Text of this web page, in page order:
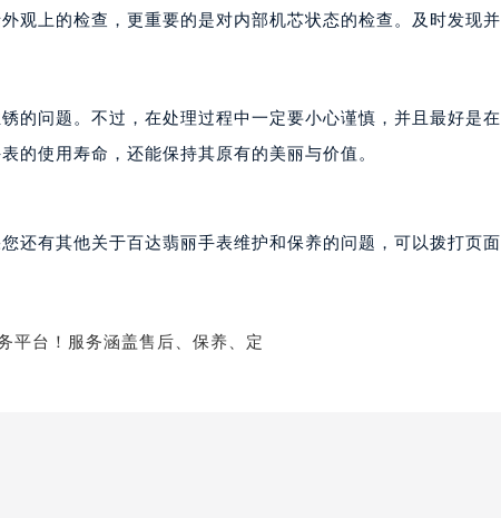
A座10层1002室（需提前预约）
20楼2002室（需提前预约）
写字楼21层2102室（需提前预约）
中心写字楼20层01室（需提前预约）
务中心（需提前预约）
务中心（需提前预约）
服务中心（需提前预约）
服务中心（需提前预约）
后服务中心（需提前预约）
百达翡丽售后服务中心（需提前预约）
观上的检查，更重要的是对内部机芯状态的检查。及时发现并
的问题。不过，在处理过程中一定要小心谨慎，并且最好是在
的使用寿命，还能保持其原有的美丽与价值。
还有其他关于百达翡丽手表维护和保养的问题，可以拨打页面